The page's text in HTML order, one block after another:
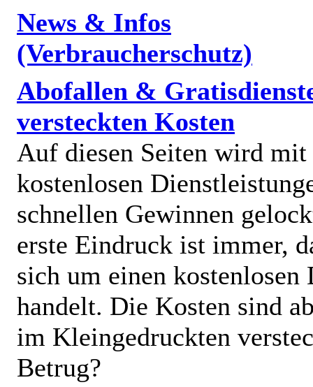
News & Infos
(Verbraucherschutz)
Abofallen &
versteckten Kosten
Auf diesen Seiten wird mit
kostenlosen
schnellen Gewinnen
erste Eindruck ist immer,
sich um einen kostenlosen
handelt. Die Kosten sind
im Kleingedruckten
Betrug?